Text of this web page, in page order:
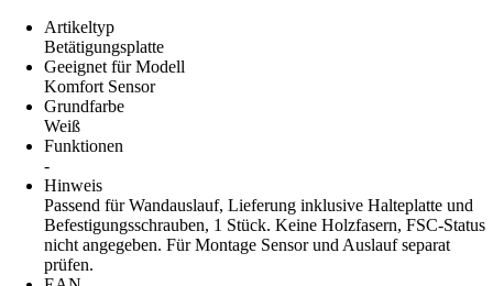
Artikeltyp
Betätigungsplatte
Geeignet für Modell
Komfort Sensor
Grundfarbe
Weiß
Funktionen
-
Hinweis
Passend für Wandauslauf, Lieferung inklusive Halteplatte und
Befestigungsschrauben, 1 Stück. Keine Holzfasern, FSC-Status
nicht angegeben. Für Montage Sensor und Auslauf separat
prüfen.